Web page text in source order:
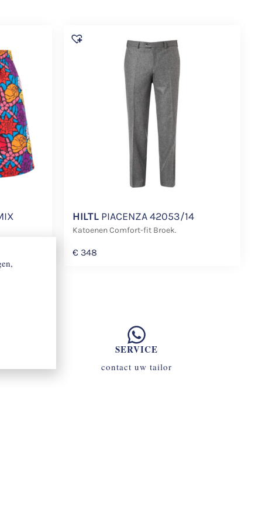
HILTLPIACENZA 42053/14
Katoenen Comfort-fit Broek.
€348
SERVICE
contact uw tailor